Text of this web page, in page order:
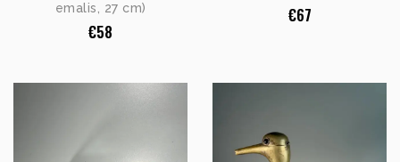
emalis, 27 cm)
€58
€67